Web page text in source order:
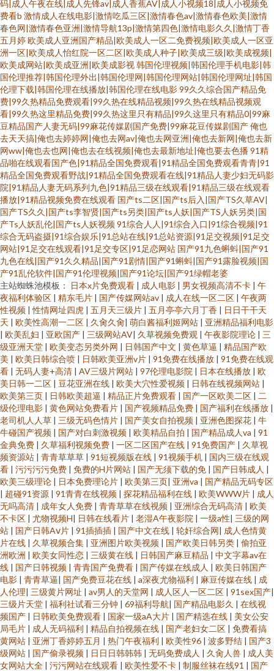
码|成人午夜在线|成人先锋av|成人香蕉AV|成人小视频18|成人小视频免
费看b 激情成人在线电影|激情吃瓜三区|激情春色av|激情春色欧美|激情
春色网|激情春色亚洲|激情导航13p|激情第四色|激情电影久久|激情丁香
五月婷欧美成人亚洲国产精品|欧美成人一区二免费视频|欧美成人一区亚
洲一区|欧美成人怡红院一区二区|欧美成人种子|欧美成三级|欧美成视频|
欧美成网站|欧美成亚洲|欧美成影视韩国伦理视频|韩国伦理手机电影|韩
国伦理推荐|韩国伦理外出|韩国伦理网|韩国伦理网站|韩国伦理网址|韩国
伦理下载|韩国伦理在线播放|韩国伦理在线电影99久久综合国产精品免
费|99久热精品免费观看|99久热在线精品视频|99久热在线精品视频观
看|99久热这里精品免费|99久热这里只有精品|99久这里只有精品0|99麻
豆精品国产人妻无码|99麻花传媒剧国产免费|99麻花豆传媒剧国产俺也
去天天搞|俺也去婷婷网|俺也去网av|俺也去网亚洲|俺也去新网|俺也去新
网ww|俺也去也网|俺也去在线视频|俺也去最新地址|俺也要去色播91精
品啪在线观看国产色|91精品全国免费观看|91精品全国免费观看青青|91
精品全国免费观看野战|91精品全国免费观看在线|91精品人妻少妇无码影
院|91精品人妻无码系列九色|91精品三级在线观看|91精品三级在线观看
播放|91精品视频免费在线观看 国产ts二区|国产ts后入|国产TS久草AV|
国产TS久久|国产ts李智贤|国产ts另类|国产ts人妖|国产TS人妖另类|国
产Ts人妖乱伦|国产ts人妖视频91综合人人|91综合入口|91综合视频|91
综合无码盗摄|91综合娱乐|91总站在线|91总站资源|91足交视频|91足交
网站|91足交在线观看|91足交专区|91足恋网站 国产91九色蝌蚪|国产91
九色在线|国产91久久精品|国产91剧情|国产91蝌蚪|国产91露脸视频|国
产91乱伦软件|国产91伦理视频|国产91论坛|国产91绿帽老婆
主站蜘蛛池模板：
日本x片免费观看 | 成人电影 | 男女视频高清不卡 | 午
夜福利体验区 | 精东毛片 | 国产传媒网站av | 成人在线一区二区 | 午夜两
性视频 |性情网址四虎 | 五月天三级片 | 五月亭亭六月丁香 | 日日干干天
天 | 欧美性高潮一二区 | 久肏久肏| 萌白酱福利姬网站 | 亚洲精品福利电影
| 欧美乱妇 | 亚欧国产 | 三级网站AV| 久草视频免费观 | 午夜影院理论 | 三
级亚洲天堂 | 欧美变态另类外网 | 日韩国产中文 | 黄色草逼 | 精品国产欧
美 | 欧美日韩综合喷 | 日韩欧美亚洲v片 | 91免费在线播放 | 91免费在线观
看 | 无码人妻+高清 | AV三级片网站 | 97伦理电影院 | 日本在线播放 | 欧
美日韩一二区 | 豆花亚洲在线 | 欧美大穴性爱视频 | 日韩在线视频网站 |
欧美第三页 | 日韩欧美超逼 | 精品正片免费观看 | 国产一区欧美二区 | 二
级伦理电影 | 黄色网站免费看片 | 国产视频精品免费 | 国产福利在线播放 |
老司机人人草 | 三级无码色情片 | 国产美女自拍视频 | 亚洲色图探花 | 牛
牛碰国产视频 | 国产对白刺激视频 | 欧美精品自拍 | 国产精品成人va | 91
金典免费 | 久草福利视频免费 | 一区二区国产在线 | 91免费国产 | 久草视
频资源站 | 青青草草草 | 91短视频版在线 | 91视频手机 | 国内三级在线观
看 | 污污污污免费 | 免费的H片网站 | 国产无须下载的免 | 国产日韩成人 |
欧美三级理论 | 日本免费理论片 | 欧美第三页| 亚洲va | 国产精品无码专区
| 超碰91资源 | 91青青在线视频 | 探花精品福利在线 | 欧美WWW片 | 成人
无吗高清 | 成年女人免费 | 青青草草在线视频 | 亚洲综合无码高清 | 欧美
不卡区 | 尤物视频H| 日韩在线看片 | 老湿A午夜影院 | 一级a性| 三级的网
站 | 国产日韩Aⅴ片 | 91插插插 | 国产中文在线 | 轮奸综合网| 成人色情黄
片在线 | 久草视频合集 | 亚洲图片欧美视频 | 国产欧美日韩另类 | 偷拍亚
洲欧洲 | 欧美女同性恋 | 三级黄在线 | 日韩国产麻豆精品 | 中文字幕av在
线 | 国产日韩视频 | 青青国产免费看 | 国产传媒在线成人 | 欧美日韩国产
电影 | 青青草逼| 国产免费豆花在线 | a深夜尤物福利 | 麻豆传媒在线 | 成
人伦理| 三级黄片网址 | av男人的天堂网 | 成人区人一区二区 | 91sex国产|
三级片天堂 | 福利社试看三分钟 | 69福利导航| 国产精品电影久 | 在线视
频国产 | 日韩欧美免费观看 | 国家一级aA大片 | 国产精选在线 | 美女公安
局毛片 | 成人无码福利 | 精品自拍视频在线 | 国产老妇女二区 | 免费看搞
黄网站 | 亚洲丁香婷婷五月 | 热门午夜福利 | 欧美性96 | 波多野结 | 国产3
级网站 | 国产偷录视频 | 日日日韩韩韩 | 无码免费成人 | 久肏人兽 | 成人美
女网站大全 | 污污网站在线观看 | 欧美性爱不卡 | 制服丝袜在线91 | 国产